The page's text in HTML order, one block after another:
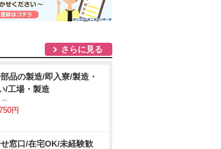
さらに見る
品の製造/即入寮/製造・
/工場・製造
円
窓口/在宅OK/未経験歓